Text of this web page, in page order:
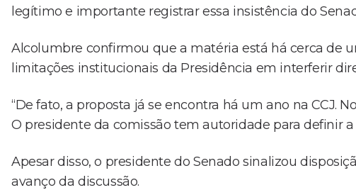
legítimo e importante registrar essa insistência do
Alcolumbre confirmou que a matéria está há cerca de
limitações institucionais da Presidência em interferir
“De fato, a proposta já se encontra há um ano na CCJ.
O presidente da comissão tem autoridade para definir
Apesar disso, o presidente do Senado sinalizou
avanço da discussão.